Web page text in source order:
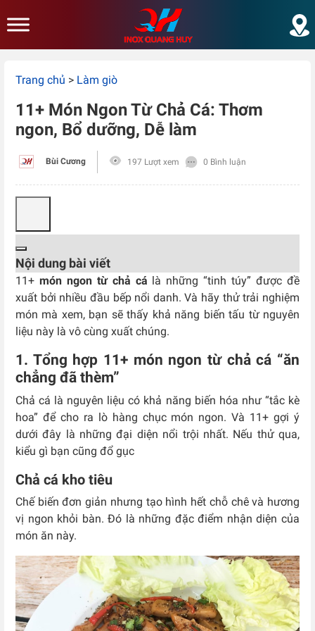
Trang chủ > Làm giò
11+ Món Ngon Từ Chả Cá: Thơm
ngon, Bổ dưỡng, Dễ làm
Bùi Cương 197 Lượt xem 0 Bình luận
Nội dung bài viết
11+ món ngon từ chả cá là những “tinh túy” được đề
xuất bởi nhiều đầu bếp nổi danh. Và hãy thử trải nghiệm
món mà xem, bạn sẽ thấy khả năng biến tấu từ nguyên
liệu này là vô cùng xuất chúng.
1. Tổng hợp 11+ món ngon từ chả cá “ăn
chẳng đã thèm”
Chả cá là nguyên liệu có khả năng biến hóa như “tắc kè
hoa” để cho ra lò hàng chục món ngon. Và 11+ gợi ý
dưới đây là những đại diện nổi trội nhất. Nếu thử qua,
kiểu gì bạn cũng đổ gục
Chả cá kho tiêu
Chế biến đơn giản nhưng tạo hình hết chỗ chê và hương
vị ngon khỏi bàn. Đó là những đặc điểm nhận diện của
món ăn này.